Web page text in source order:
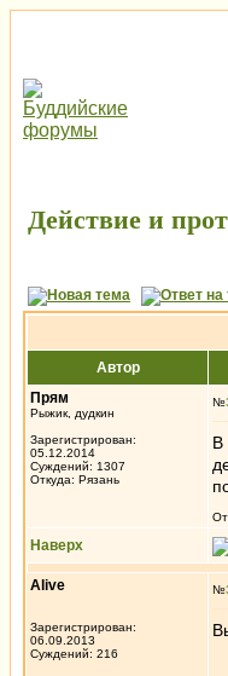
Действие и
Автор
Прям
Рыжик, дудкин
Зарегистрирован:
05.12.2014
Суждений: 1307
Откуда: Рязань
№
В
Наверх
Alive
Зарегистрирован:
06.09.2013
Суждений: 216
№